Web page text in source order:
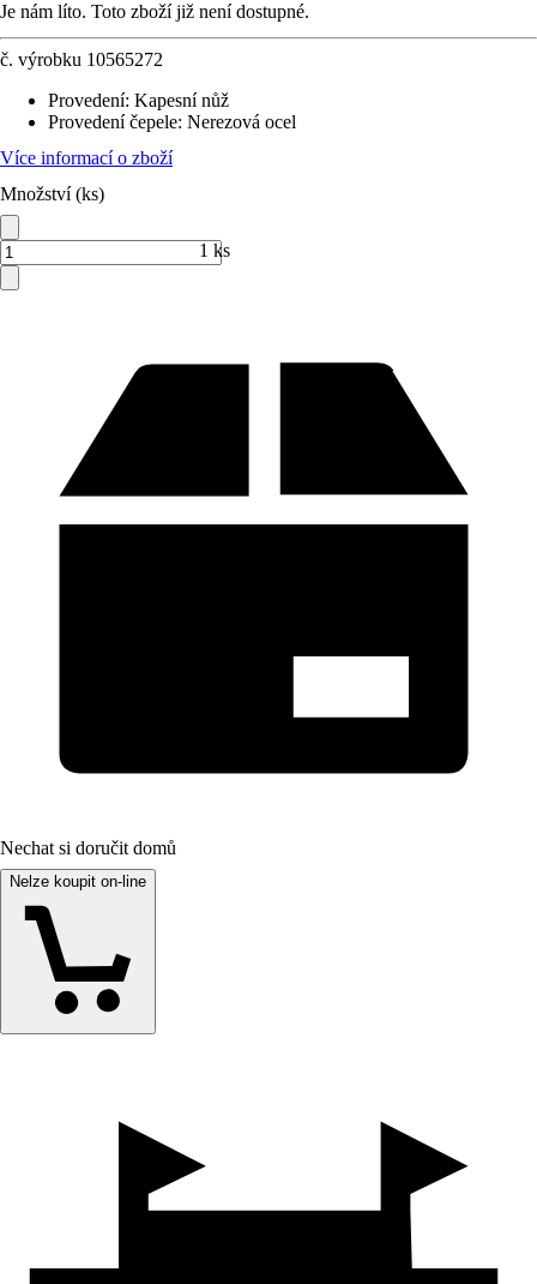
Je nám líto. Toto zboží již není dostupné.
č. výrobku 10565272
Provedení: Kapesní nůž
Provedení čepele: Nerezová ocel
Více informací o zboží
Množství (ks)
1 ks
Nechat si doručit domů
Nelze koupit on-line